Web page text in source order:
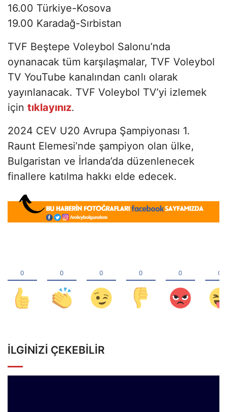
16.00 Türkiye-Kosova
19.00 Karadağ-Sırbistan
TVF Beştepe Voleybol Salonu’nda
oynanacak tüm karşılaşmalar, TVF Voleybol
TV YouTube kanalından canlı olarak
yayınlanacak. TVF Voleybol TV’yi izlemek
için tıklayınız.
2024 CEV U20 Avrupa Şampiyonası 1.
Raunt Elemesi’nde şampiyon olan ülke,
Bulgaristan ve İrlanda’da düzenlenecek
finallere katılma hakkı elde edecek.
İLGINIZI ÇEKEBILIR